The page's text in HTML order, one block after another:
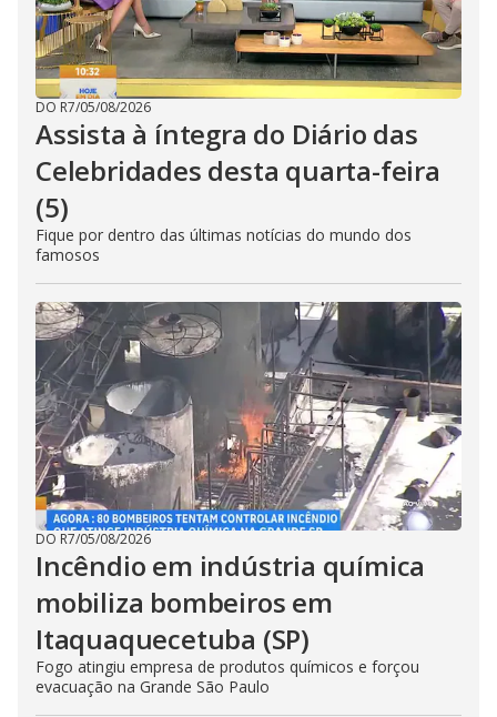
DO R7/05/08/2026
Assista à íntegra do Diário das
Celebridades desta quarta-feira
(5)
Fique por dentro das últimas notícias do mundo dos
famosos
DO R7/05/08/2026
Incêndio em indústria química
mobiliza bombeiros em
Itaquaquecetuba (SP)
Fogo atingiu empresa de produtos químicos e forçou
evacuação na Grande São Paulo